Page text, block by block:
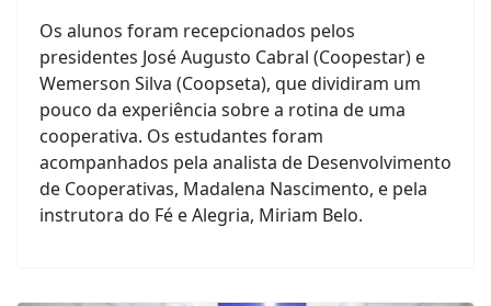
Os alunos foram recepcionados pelos
presidentes José Augusto Cabral (Coopestar) e
Wemerson Silva (Coopseta), que dividiram um
pouco da experiência sobre a rotina de uma
cooperativa. Os estudantes foram
acompanhados pela analista de Desenvolvimento
de Cooperativas, Madalena Nascimento, e pela
instrutora do Fé e Alegria, Miriam Belo.